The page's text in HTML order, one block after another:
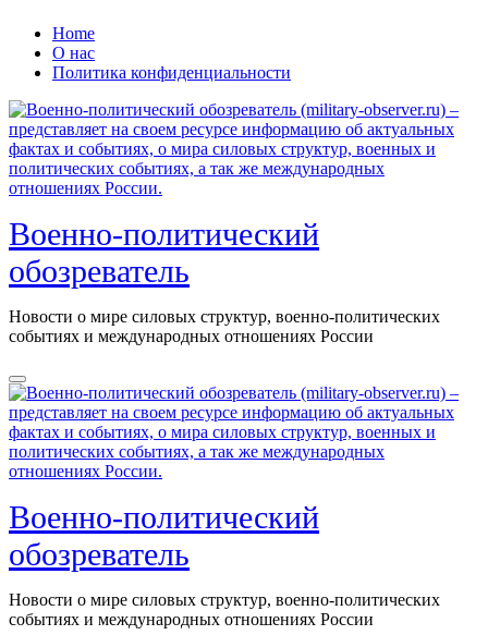
Перейти
содержанию
Home
О нас
Политика конфиденциальности
Военно-политический
обозреватель
Новости о мире силовых структур, военно-политических
событиях и международных отношениях России
Военно-политический
обозреватель
Новости о мире силовых структур, военно-политических
событиях и международных отношениях России